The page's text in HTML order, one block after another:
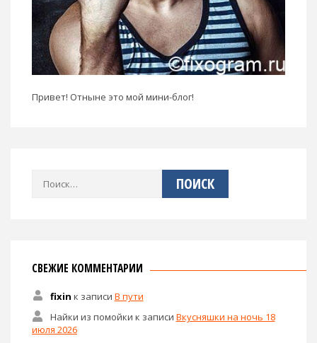
Привет! Отныне это мой мини-блог!
Найти:
СВЕЖИЕ КОММЕНТАРИИ
fixin к записи В пути
Найки из помойки к записи Вкусняшки на ночь 18
июля 2026